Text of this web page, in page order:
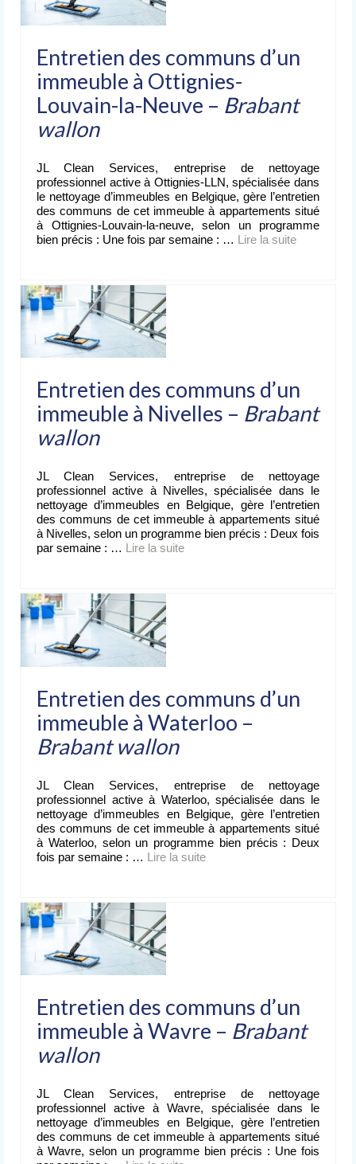
Nettoyage après chantier
Nettoyage après déménagement
Nettoyage après événement
L’entreprise
Devis
gratuit
Contact
Entretien des communs d’un
immeuble à Ottignies-
Louvain-la-Neuve – Brabant
wallon
JL Clean Services, entreprise de nettoyage
professionnel active à Ottignies-LLN, spécialisée dans
le nettoyage d’immeubles en Belgique, gère l’entretien
des communs de cet immeuble à appartements situé
à Ottignies-Louvain-la-neuve, selon un programme
bien précis : Une fois par semaine : … Lire la suite­­
Entretien des communs d’un
immeuble à Nivelles – Brabant
wallon
JL Clean Services, entreprise de nettoyage
professionnel active à Nivelles, spécialisée dans le
nettoyage d’immeubles en Belgique, gère l’entretien
des communs de cet immeuble à appartements situé
à Nivelles, selon un programme bien précis : Deux fois
par semaine : … Lire la suite­­
Entretien des communs d’un
immeuble à Waterloo –
Brabant wallon
JL Clean Services, entreprise de nettoyage
professionnel active à Waterloo, spécialisée dans le
nettoyage d’immeubles en Belgique, gère l’entretien
des communs de cet immeuble à appartements situé
à Waterloo, selon un programme bien précis : Deux
fois par semaine : … Lire la suite­­
Entretien des communs d’un
immeuble à Wavre – Brabant
wallon
JL Clean Services, entreprise de nettoyage
professionnel active à Wavre, spécialisée dans le
nettoyage d’immeubles en Belgique, gère l’entretien
des communs de cet immeuble à appartements situé
à Wavre, selon un programme bien précis : Une fois